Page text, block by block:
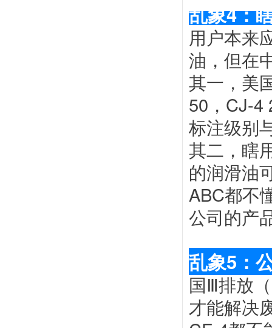
乱象4：
用户本来
油，但在
其一，美
50，CJ-4
标注级别
其二，瞎
的润滑油
ABC都不
公司的产
乱象5：
国Ⅲ排放
才能解决